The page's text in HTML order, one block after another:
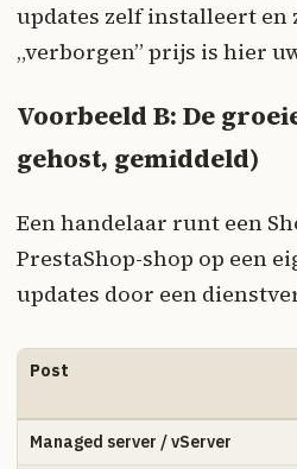
updates zelf installeert en
„verborgen” prijs is hier
Voorbeeld B: De
gehost, gemiddeld)
Een handelaar runt een
PrestaShop-shop op een
updates door een
Post
Managed server / vServer